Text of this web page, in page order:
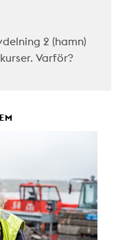
2 (hamn)
Varför?